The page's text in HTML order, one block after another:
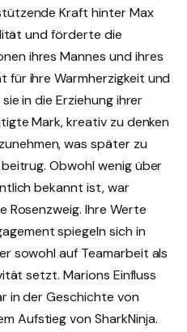
Kraft hinter Max
und förderte die
ihres Mannes und ihres
für ihre Warmherzigkeit und
in die Erziehung ihrer
Mark, kreativ zu denken
was später zu
Obwohl wenig über
bekannt ist, war
Rosenzweig. Ihre Werte
spiegeln sich in
sowohl auf Teamarbeit als
setzt. Marions Einfluss
in der Geschichte von
Aufstieg von SharkNinja.